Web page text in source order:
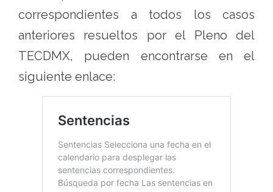
correspondientes a todos los casos
anteriores resueltos por el Pleno del
TECDMX, pueden encontrarse en el
siguiente enlace: